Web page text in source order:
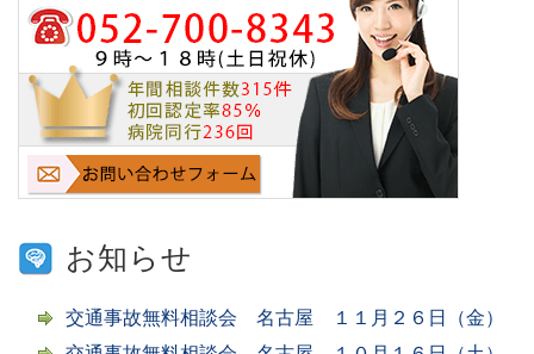
お知らせ
交通事故無料相談会 名古屋 １１月２６日（金）